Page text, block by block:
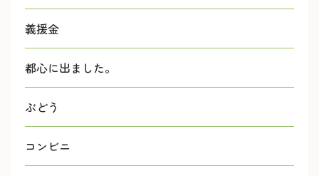
義援金
都心に出ました。
ぶどう
コンビニ